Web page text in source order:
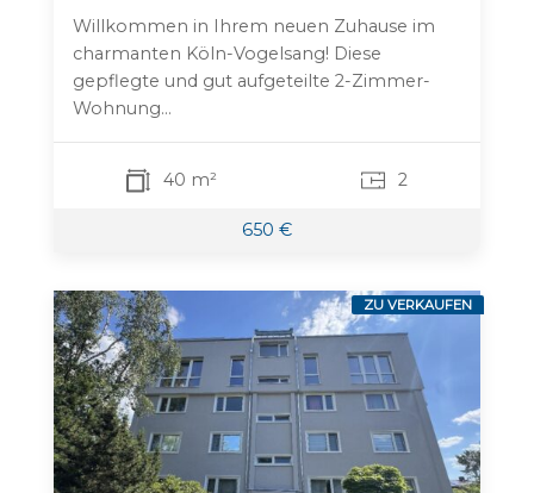
Willkommen in Ihrem neuen Zuhause im
charmanten Köln-Vogelsang! Diese
gepflegte und gut aufgeteilte 2-Zimmer-
Wohnung...
40 m² 2
650 €
ZU VERKAUFEN